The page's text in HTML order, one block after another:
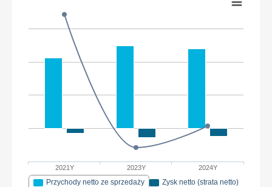
2021Y 2023Y 2024Y
Przychody netto ze sprzedaży
Zysk netto (strata netto)